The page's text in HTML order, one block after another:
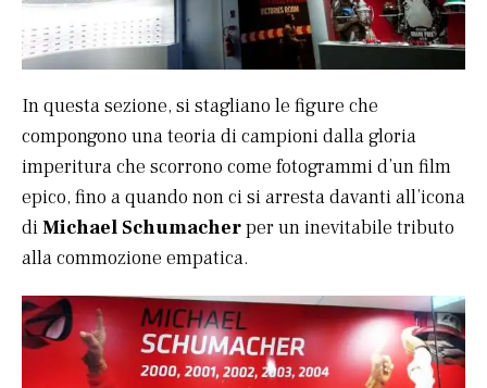
In questa sezione, si stagliano le figure che
compongono una teoria di campioni dalla gloria
imperitura che scorrono come fotogrammi d’un film
epico, fino a quando non ci si arresta davanti all’icona
diMichael Schumacherper un inevitabile tributo
alla commozione empatica.